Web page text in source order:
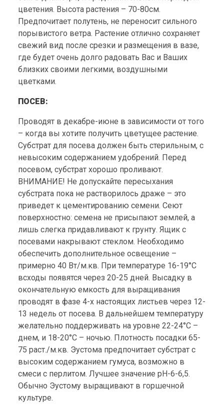
цветения. Высота растения – 70-80см.
Предпочитает полутень, не переносит сильного
порывистого ветра. Растение отлично сохраняет
свежий вид после срезки и размещения в вазе,
где будет очень долго радовать Вас и Ваших
близких своими легкими, воздушными
цветками.
ПОСЕВ:
Проводят в декабре-июне в зависимости от того
– когда вы хотите получить цветущее растение.
Субстрат для посева должен быть стерильным, с
невысоким содержанием удобрений. Перед
посевом, субстрат хорошо проливают.
ВНИМАНИЕ! Не допускайте пересыхания
субстрата пока не растворилось драже – это
приведет к цементированию семени. Сеют
поверхностно: семена не присыпают землей, а
лишь слегка придавливают к грунту. Ящик с
посевами накрывают стеклом. Необходимо
обеспечить дополнительное освещение –
примерно 40 Вт/м.кв. При температуре 16-19°С
всходы появятся через 20-25 дней. Высадку в
окончательную емкость для выращивания
проводят в фазе 4-х настоящих листьев через 12-
13 недель от посева. В дальнейшем температуру
желательно поддерживать на уровне 22-24°С –
днем, и 18-20°С – ночью. Плотность посадки 65-
75 раст./м.кв. Эустома предпочитает субстрат с
высоким содержанием гумуса, возможно в
смеси с перлитом. Лучшее значение рН-6-6,5.
Обычно Эустому выращивают в горшечной
культуре.